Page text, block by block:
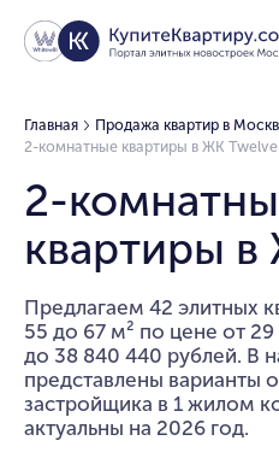
Главная Продажа квартир в
2-комнатные квартиры в ЖК Twelve
2-
квартиры
Предлагаем 42 элитных
55 до 67 м² по цене от 29
до 38 840 440 рублей. В
представлены варианты
застройщика в 1 жилом
актуальны на 2026 год.